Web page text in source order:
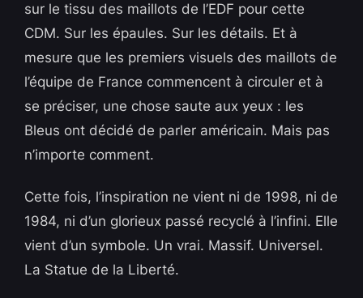
sur le tissu des maillots de l’EDF pour cette
CDM. Sur les épaules. Sur les détails. Et à
mesure que les premiers visuels des maillots de
l’équipe de France commencent à circuler et à
se préciser, une chose saute aux yeux : les
Bleus ont décidé de parler américain. Mais pas
n’importe comment.
Cette fois, l’inspiration ne vient ni de 1998, ni de
1984, ni d’un glorieux passé recyclé à l’infini. Elle
vient d’un symbole. Un vrai. Massif. Universel.
La Statue de la Liberté.